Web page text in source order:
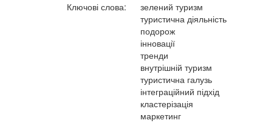
Ключові слова:
зелений туризм
туристична діяльність
подорож
інновації
тренди
внутрішній туризм
туристична галузь
інтеграційний підхід
кластерізація
маркетинг